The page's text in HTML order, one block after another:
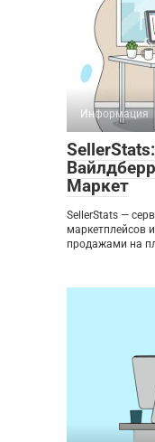
Информация
Маркет
SellerStats —
маркетплейсов
продажами на